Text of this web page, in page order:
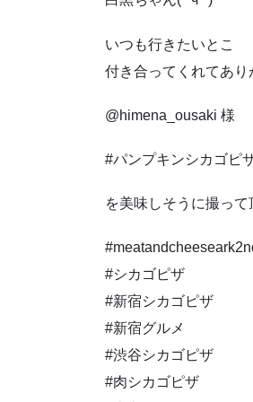
いつも行きたいとこ
付き合ってくれてあり
@himena_ousaki 様
#パンプキンシカゴピ
を美味しそうに撮っ
#シカゴピザ
#新宿シカゴピザ
#新宿グルメ
#渋谷シカゴピザ
#肉シカゴピザ